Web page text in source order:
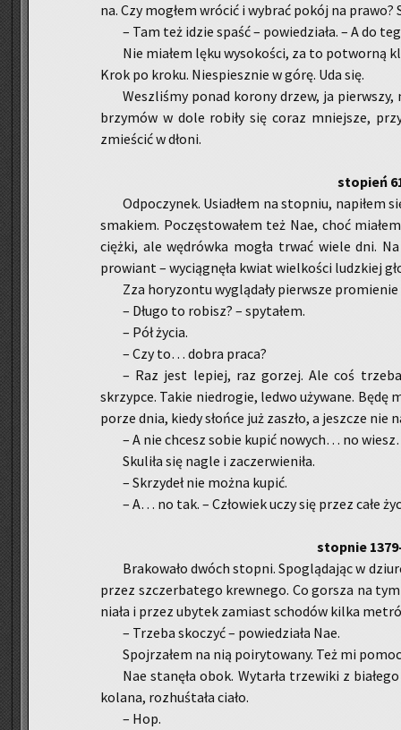
na. Czy mo­głem wró­cić i wy­brać pokój na prawo?
– Tam też idzie spaść – po­wie­dzia­ła. – A do
Nie mia­łem lęku wy­so­ko­ści, za to po­twor­ną
Krok po kroku. Nie­spiesz­nie w górę. Uda się.
We­szli­śmy ponad ko­ro­ny drzew, ja
brzy­mów w dole ro­bi­ły się coraz mniej­sze,
zmie­ścić w dłoni.
sto­pień
Od­po­czy­nek. Usia­dłem na stop­niu, na­pi­łem
sma­kiem. Po­czę­sto­wa­łem też Nae, choć
cięż­ki, ale wę­drów­ka mogła trwać wiele dni.
pro­wiant – wy­cią­gnę­ła kwiat wiel­ko­ści ludz­kiej
Zza ho­ry­zon­tu wy­glą­da­ły pierw­sze pro­mie­nie
– Długo to ro­bisz? – spy­ta­łem.
– Pół życia.
– Czy to… dobra praca?
– Raz jest le­piej, raz go­rzej. Ale coś
skrzyp­ce. Takie nie­dro­gie, ledwo uży­wa­ne. Będę
porze dnia, kiedy słoń­ce już za­szło, a jesz­cze nie
– A nie chcesz sobie kupić no­wych… no
Sku­li­ła się nagle i za­czer­wie­ni­ła.
– Skrzy­deł nie można kupić.
– A… no tak. – Czło­wiek uczy się przez całe
stop­nie
Bra­ko­wa­ło dwóch stop­ni. Spo­glą­da­jąc w
przez szczer­ba­te­go krew­ne­go. Co gor­sza na
nia­ła i przez uby­tek za­miast scho­dów kilka
– Trze­ba sko­czyć – po­wie­dzia­ła Nae.
Spoj­rza­łem na nią po­iry­to­wa­ny. Też mi
Nae sta­nę­ła obok. Wy­tar­ła trze­wi­ki z
ko­la­na, roz­huś­ta­ła ciało.
– Hop.